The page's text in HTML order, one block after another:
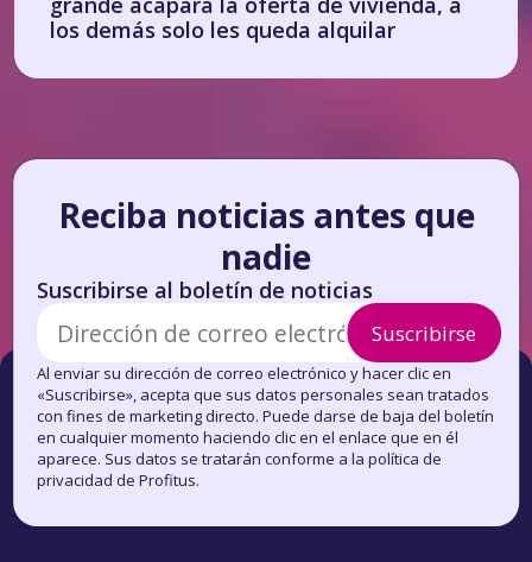
los demás solo les queda alquilar
Reciba noticias antes que
nadie
Suscribirse al boletín de noticias
Suscribirse
Al enviar su dirección de correo electrónico y hacer clic en
«Suscribirse», acepta que sus datos personales sean tratados
con fines de marketing directo. Puede darse de baja del boletín
en cualquier momento haciendo clic en el enlace que en él
aparece. Sus datos se tratarán conforme a la política de
privacidad de Profitus.